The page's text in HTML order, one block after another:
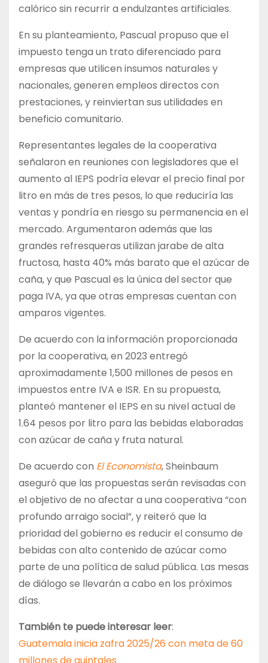
calórico sin recurrir a endulzantes artificiales.
En su planteamiento, Pascual propuso que el
impuesto tenga un trato diferenciado para
empresas que utilicen insumos naturales y
nacionales, generen empleos directos con
prestaciones, y reinviertan sus utilidades en
beneficio comunitario.
Representantes legales de la cooperativa
señalaron en reuniones con legisladores que el
aumento al IEPS podría elevar el precio final por
litro en más de tres pesos, lo que reduciría las
ventas y pondría en riesgo su permanencia en el
mercado. Argumentaron además que las
grandes refresqueras utilizan jarabe de alta
fructosa, hasta 40% más barato que el azúcar de
caña, y que Pascual es la única del sector que
paga IVA, ya que otras empresas cuentan con
amparos vigentes.
De acuerdo con la información proporcionada
por la cooperativa, en 2023 entregó
aproximadamente 1,500 millones de pesos en
impuestos entre IVA e ISR. En su propuesta,
planteó mantener el IEPS en su nivel actual de
1.64 pesos por litro para las bebidas elaboradas
con azúcar de caña y fruta natural.
De acuerdo con El Economista, Sheinbaum
aseguró que las propuestas serán revisadas con
el objetivo de no afectar a una cooperativa “con
profundo arraigo social”, y reiteró que la
prioridad del gobierno es reducir el consumo de
bebidas con alto contenido de azúcar como
parte de una política de salud pública. Las mesas
de diálogo se llevarán a cabo en los próximos
días.
También te puede interesar leer:
Guatemala inicia zafra 2025/26 con meta de 60